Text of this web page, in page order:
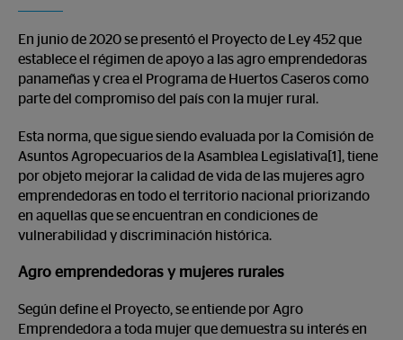
En junio de 2020 se presentó el Proyecto de Ley 452 que
establece el régimen de apoyo a las agro emprendedoras
panameñas y crea el Programa de Huertos Caseros como
parte del compromiso del país con la mujer rural.
Esta norma, que sigue siendo evaluada por la Comisión de
Asuntos Agropecuarios de la Asamblea Legislativa[1], tiene
por objeto mejorar la calidad de vida de las mujeres agro
emprendedoras en todo el territorio nacional priorizando
en aquellas que se encuentran en condiciones de
vulnerabilidad y discriminación histórica.
Agro emprendedoras y mujeres rurales
Según define el Proyecto, se entiende por Agro
Emprendedora a toda mujer que demuestra su interés en